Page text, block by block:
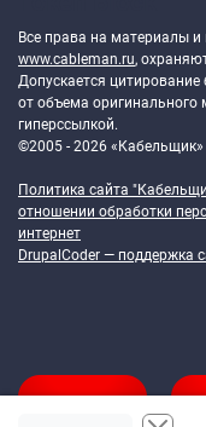
Все права на материалы и
www.cableman.ru,
Допускается цитирование
от объема оригинального
гиперссылкой.
©2005 - 2026 «Кабельщик»
Политика сайта
отношении обработки
интернет
DrupalCoder — поддержка